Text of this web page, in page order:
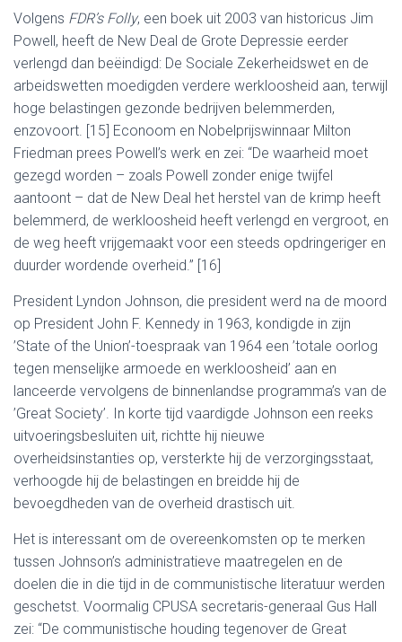
Volgens FDR’s Folly, een boek uit 2003 van historicus Jim
Powell, heeft de New Deal de Grote Depressie eerder
verlengd dan beëindigd: De Sociale Zekerheidswet en de
arbeidswetten moedigden verdere werkloosheid aan, terwijl
hoge belastingen gezonde bedrijven belemmerden,
enzovoort. [15] Econoom en Nobelprijswinnaar Milton
Friedman prees Powell’s werk en zei: “De waarheid moet
gezegd worden – zoals Powell zonder enige twijfel
aantoont – dat de New Deal het herstel van de krimp heeft
belemmerd, de werkloosheid heeft verlengd en vergroot, en
de weg heeft vrijgemaakt voor een steeds opdringeriger en
duurder wordende overheid.” [16]
President Lyndon Johnson, die president werd na de moord
op President John F. Kennedy in 1963, kondigde in zijn
’State of the Union’-toespraak van 1964 een ’totale oorlog
tegen menselijke armoede en werkloosheid’ aan en
lanceerde vervolgens de binnenlandse programma’s van de
’Great Society’. In korte tijd vaardigde Johnson een reeks
uitvoeringsbesluiten uit, richtte hij nieuwe
overheidsinstanties op, versterkte hij de verzorgingsstaat,
verhoogde hij de belastingen en breidde hij de
bevoegdheden van de overheid drastisch uit.
Het is interessant om de overeenkomsten op te merken
tussen Johnson’s administratieve maatregelen en de
doelen die in die tijd in de communistische literatuur werden
geschetst. Voormalig CPUSA secretaris-generaal Gus Hall
zei: “De communistische houding tegenover de Great